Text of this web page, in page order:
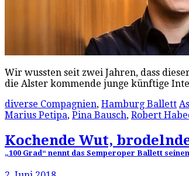
Wir wussten seit zwei Jahren, dass
die Alster kommende junge künftige
diverse Compagnien, Hamburg Ballett
Marius Petipa, Pina Bausch, Robert
Kochende Wut,
„100 Grad“ nennt das Semperoper Ballett